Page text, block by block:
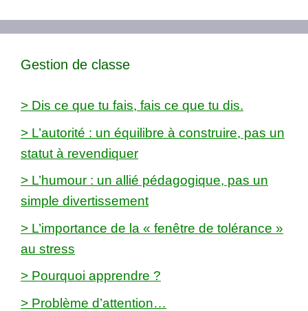
Gestion de classe
> Dis ce que tu fais, fais ce que tu dis.
> L’autorité : un équilibre à construire, pas un
statut à revendiquer
> L’humour : un allié pédagogique, pas un
simple divertissement
> L’importance de la « fenêtre de tolérance »
au stress
> Pourquoi apprendre ?
> Problème d’attention…